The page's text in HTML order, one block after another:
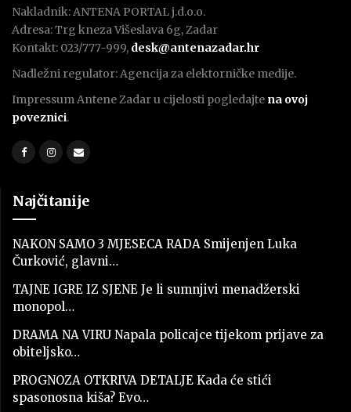
Nakladnik: ANTENA PORTAL j.d.o.o.
Adresa: Trg kneza Višeslava 6g, Zadar
Kontakt: 023/777-999, desk@antenazadar.hr
Nadležni regulator: Agencija za elektorničke medije.
Impressum Antene Zadar u cijelosti pogledajte na ovoj
poveznici.
Najčitanije
NAKON SAMO 3 MJESECA RADA Smijenjen Luka
Čurković, glavni…
TAJNE IGRE IZ SJENE Je li sumnjivi menadžerski
monopol…
DRAMA NA VIRU Napala policajce tijekom prijave za
obiteljsko…
PROGNOZA OTKRIVA DETALJE Kada će stići
spasonosna kiša? Evo…